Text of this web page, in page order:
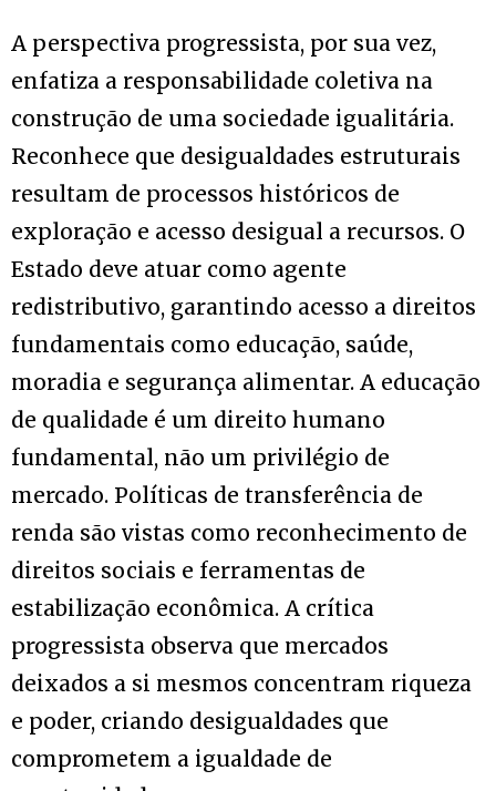
A perspectiva progressista, por sua vez,
enfatiza a responsabilidade coletiva na
construção de uma sociedade igualitária.
Reconhece que desigualdades estruturais
resultam de processos históricos de
exploração e acesso desigual a recursos. O
Estado deve atuar como agente
redistributivo, garantindo acesso a direitos
fundamentais como educação, saúde,
moradia e segurança alimentar. A educação
de qualidade é um direito humano
fundamental, não um privilégio de
mercado. Políticas de transferência de
renda são vistas como reconhecimento de
direitos sociais e ferramentas de
estabilização econômica. A crítica
progressista observa que mercados
deixados a si mesmos concentram riqueza
e poder, criando desigualdades que
comprometem a igualdade de